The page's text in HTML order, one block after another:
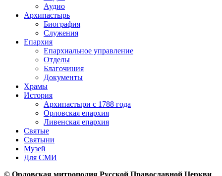
Аудио
Архипастырь
Биография
Служения
Епархия
Епархиальное управление
Отделы
Благочиния
Документы
Храмы
История
Архипастыри с 1788 года
Орловская епархия
Ливенская епархия
Святые
Святыни
Музей
Для СМИ
© Орловская митрополия Русской Православной Церкви